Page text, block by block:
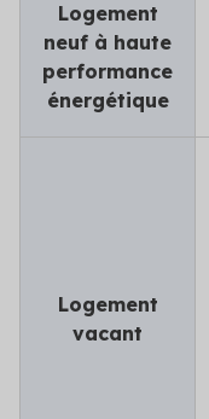
Logement
neuf à haute
performance
énergétique
Logement
vacant